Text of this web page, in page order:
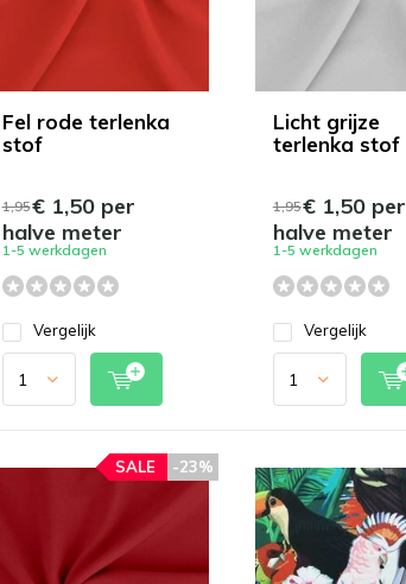
Fel rode terlenka
stof
1,95€ 1,50 per
halve meter
1-5 werkdagen
Vergelijk
Licht grijze
terlenka stof
1,95€ 1,50 per
halve meter
1-5 werkdagen
Vergelijk
-23%
SALE